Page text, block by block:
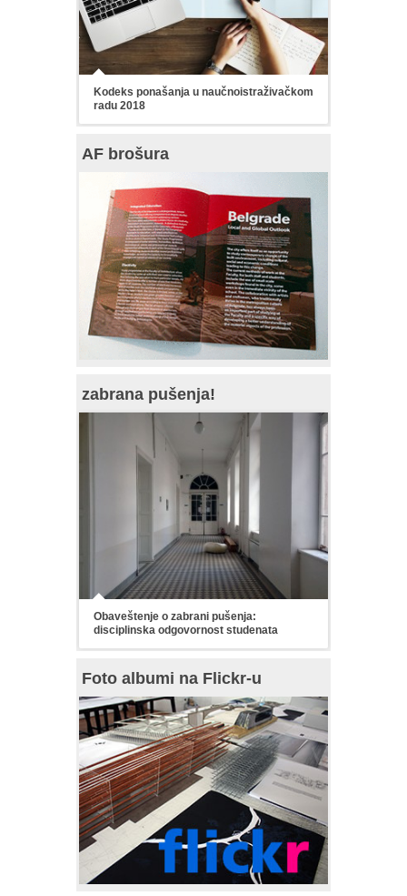
Kodeks ponašanja u naučnoistraživačkom
radu 2018
AF brošura
zabrana pušenja!
Obaveštenje o zabrani pušenja:
disciplinska odgovornost studenata
Foto albumi na Flickr-u